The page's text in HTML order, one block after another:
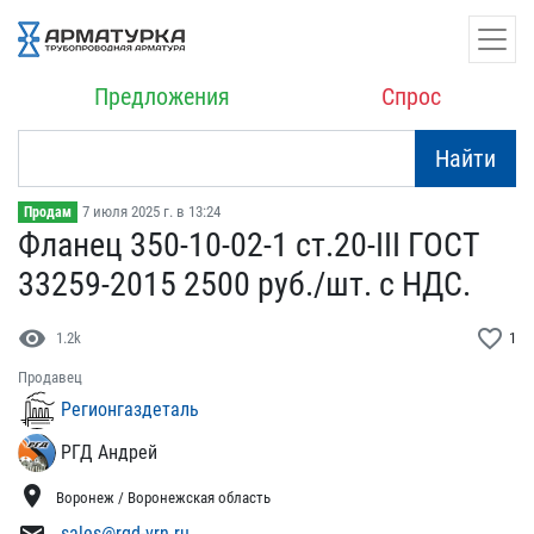
Предложения Спрос
Найти
Продам 7 июля 2025 г. в 13:24
Фланец 350-10-02-1 ст.20​-III ГОСТ
33259-2015 250​0 руб./шт. с НДС.
visibility 1.2k favorite_border 1
Продавец
Регионгаздеталь
РГД Андрей
location_on Воронеж / Воронежская область